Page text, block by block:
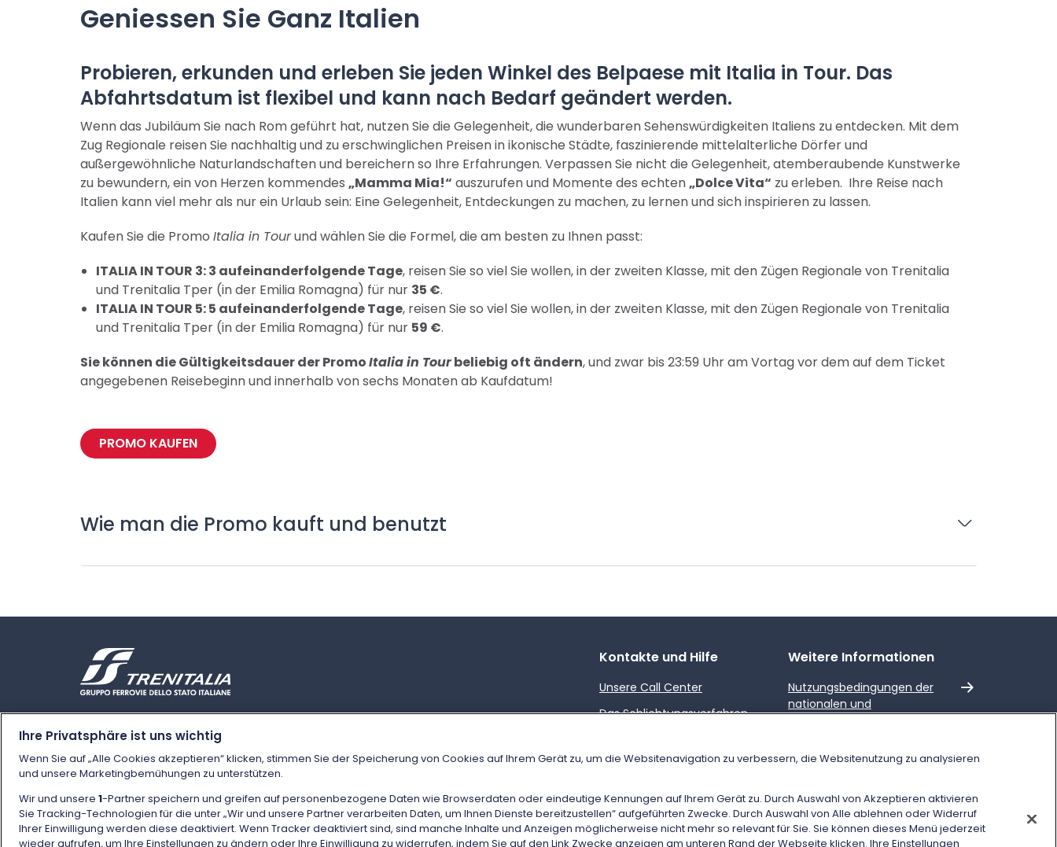
Geniessen Sie Ganz Italien
Probieren, erkunden und erleben Sie jeden Winkel des Belpaese mit Italia in Tour. Das
Abfahrtsdatum ist flexibel und kann nach Bedarf geändert werden.
Wenn das Jubiläum Sie nach Rom geführt hat, nutzen Sie die Gelegenheit, die wunderbaren Sehenswürdigkeiten Italiens zu entdecken. Mit dem
Zug Regionale reisen Sie nachhaltig und zu erschwinglichen Preisen in ikonische Städte, faszinierende mittelalterliche Dörfer und
außergewöhnliche Naturlandschaften und bereichern so Ihre Erfahrungen. Verpassen Sie nicht die Gelegenheit, atemberaubende Kunstwerke
zu bewundern, ein von Herzen kommendes „Mamma Mia!“ auszurufen und Momente des echten„Dolce Vita“ zu erleben. Ihre Reise nach
Italien kann viel mehr als nur ein Urlaub sein: Eine Gelegenheit, Entdeckungen zu machen, zu lernen und sich inspirieren zu lassen.
Kaufen Sie die Promo Italia in Tourund wählen Sie die Formel, die am besten zu Ihnen passt:
ITALIA IN TOUR 3: 3 aufeinanderfolgende Tage, reisen Sie so viel Sie wollen, in der zweiten Klasse, mit den Zügen Regionale von Trenitalia
und Trenitalia Tper (in der Emilia Romagna) für nur 35 €.
ITALIA IN TOUR 5: 5 aufeinanderfolgende Tage, reisen Sie so viel Sie wollen, in der zweiten Klasse, mit den Zügen Regionale von Trenitalia
und Trenitalia Tper (in der Emilia Romagna) für nur 59 €.
Sie können die Gültigkeitsdauer der PromoItalia in Tourbeliebig oft ändern, und zwar bis 23:59 Uhr am Vortag vor dem auf dem Ticket
angegebenen Reisebeginn und innerhalb von sechs Monaten ab Kaufdatum!
PROMO KAUFEN
Wie man die Promo kauft und benutzt
Kontakte und Hilfe
Unsere Call Center
Das Schlichtungsverfahren
Zuges
Häufige Fragen (FAQ)
Weitere Informationen
Nutzungsbedingungen der
nationalen und
Externer Link
Ihre Privatsphäre ist uns wichtig
Wenn Sie auf „Alle Cookies akzeptieren“ klicken, stimmen Sie der Speicherung von Cookies auf Ihrem Gerät zu, um die Websitenavigation zu verbessern, die Websitenutzung zu analysieren
und unsere Marketingbemühungen zu unterstützen.
Wir und unsere 1-Partner speichern und greifen auf personenbezogene Daten wie Browserdaten oder eindeutige Kennungen auf Ihrem Gerät zu. Durch Auswahl von Akzeptieren aktivieren
Sie Tracking-Technologien für die unter „Wir und unsere Partner verarbeiten Daten, um Ihnen Dienste bereitzustellen“ aufgeführten Zwecke. Durch Auswahl von Alle ablehnen oder Widerruf
Ihrer Einwilligung werden diese deaktiviert. Wenn Tracker deaktiviert sind, sind manche Inhalte und Anzeigen möglicherweise nicht mehr so relevant für Sie. Sie können dieses Menü jederzeit
wieder aufrufen, um Ihre Einstellungen zu ändern oder Ihre Einwilligung zu widerrufen, indem Sie auf den Link Zwecke anzeigen am unteren Rand der Webseite klicken. Ihre Einstellungen